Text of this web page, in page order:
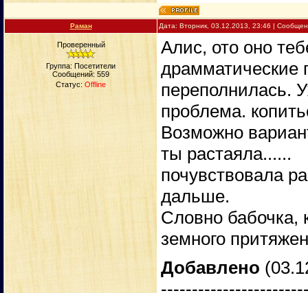
Раман Дата: Вторник, 03.12.2013, 23:46 |
Проверенный
Группа: Посетители
Сообщений: 559
Статус: Offline
Алис, ото оно
драмматические
переполнилась.
проблема.
Возможно
ты растаяла......
почувствовала
дальше.
Словно бабочка,
земного
Добавлено